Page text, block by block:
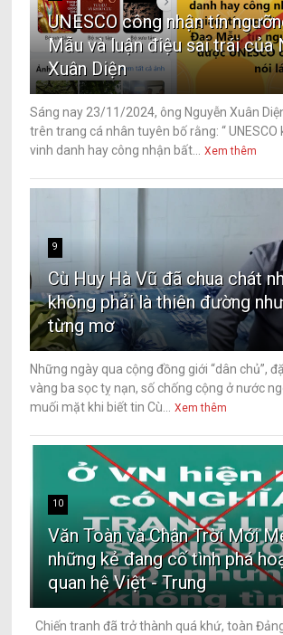
UNESCO công nhận tín
Mẫu và luận điệu sai trái của
Xuân Diện
Sáng nay 23/11/2024, ông Nguyễn Xuân
trên trang cá nhân tuyên bố rằng: “ UNESCO
vinh danh hay công nhận bất...
Xem thêm
9
Cù Huy Hà Vũ đã chua chát
không phải là thiên đường
từng mơ
Những ngày qua cộng đồng giới “dân chủ”,
vàng ba sọc tỵ nạn, số chống cộng ở nước
muối mặt khi biết tin Cù...
Xem thêm
10
Văn Toàn và Chân Trời Mới
những kẻ đang cố tình phá
quan hệ Việt - Trung
Chiến tranh đã trở thành quá khứ, toàn